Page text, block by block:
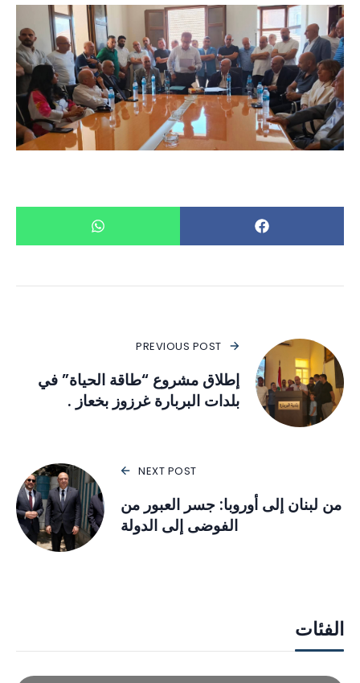
PREVIOUS POST
إطلاق مشروع “طاقة الحياة” في
بلدات البربارة غرزوز بخعاز .
NEXT POST
من لبنان إلى أوروبا: جسر العبور من
الفوضى إلى الدولة
الفئات